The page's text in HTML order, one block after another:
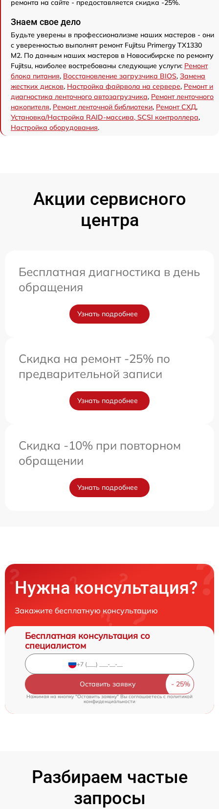
ремонта на сайте - предоставляется скидка -25%.
Знаем свое дело
Будьте уверены в профессионализме наших мастеров - они
с уверенностью выполнят ремонт Fujitsu Primergy TX1330
M2. По данным наших мастеров в Новосибирске по ремонту
Fujitsu, наиболее востребованы следующие услуги: Ремонт
блока питания, Восстановление загрузчика BIOS, Замена
жестких дисков, Настройка файрвола на сервере, Ремонт и
диагностика ленточного автозагрузчика, Ремонт ленточного
накопителя, Ремонт ленточной библиотеки, Ремонт СХД,
Установка/Настройка RAID-массива, SCSI контроллера,
Настройка оборудования.
Акции сервисного
центра
Бесплатная диагностика в день
обращения
Узнать подробнее
Скидка на ремонт -25% по
предварительной записи
Узнать подробнее
Скидка -10% при повторном
обращении
Узнать подробнее
Нужна консультация?
Закажите бесплатную консультацию
Бесплатная консультация со
специалистом
Оставить заявку
Нажимая на кнопку "Оставить заявку" Вы соглашаетесь cполитикой
конфиденциальности
Разбираем частые
запросы